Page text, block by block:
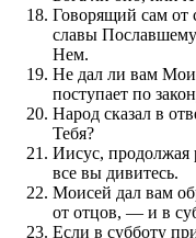
Говорящий сам от
славы
Нем.
Не дал ли вам
поступает по
Народ сказал в
Тебя?
Иисус, продолжая
все вы дивитесь.
Моисей дал вам
от отцов, — и в
Если в субботу